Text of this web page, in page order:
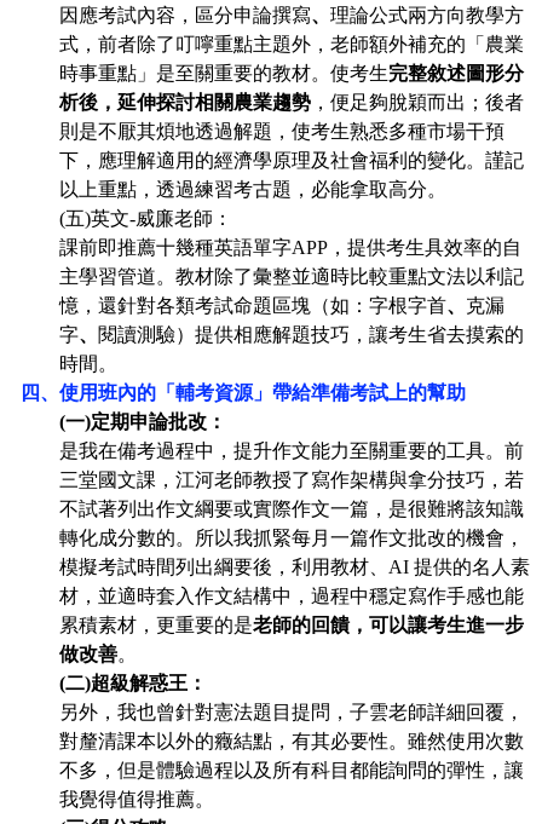
因應考試內容，區分申論撰寫、 理論公式兩方向教學方
式，前者除了叮嚀重點主題外，老師額外補充的「農業
時事重點」是至關重要的教材。使考生完整敘述圖形分
析後，延伸探討相關農業趨勢，便足夠脫穎而出；後者
則是不厭其煩地透過解題，使考生熟悉多種市場干預
下，應理解適用的經濟學原理及社會福利的變化。謹記
以上重點，透過練習考古題，必能拿取高分。
(五)英文-威廉老師：
課前即推薦十幾種英語單字APP，提供考生具效率的自
主學習管道。教材除了彙整並適時比較重點文法以利記
憶，還針對各類考試命題 區塊（如：字根字首、 克漏
字、 閱讀測驗）提供相應解題技巧，讓考生省去摸索的
時間。
四、使用班內的「輔考資源」帶給準備考試上的幫助
(一)定期申論批改：
是我在備考過程中，提升作文能力至關重要的工具。前
三堂國文課，江河老師教授了寫作架構與拿分技巧，若
不試著列出作文綱要或實際作文一篇，是很難將該知識
轉化成分數的。所以我抓緊每月一篇作文批改的機會，
模擬考試時間列出綱要後，利用教材、AI 提供的名人素
材，並適時套入作文結構中，過程中穩定寫作手感也能
累積素材，更重要的是老師的回饋，可以讓考生進一步
做改善。
(二)超級解惑王：
另外，我也曾針對憲法題目提問，子雲老師詳細回覆，
對釐清課本以外的癥結點，有其必要性。雖然使用次數
不多，但是體驗過程以及所有科目都能詢問的彈性，讓
我覺得值得推薦。